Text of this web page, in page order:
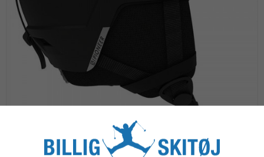
Salomon Pioneer LT access skihjelm -
Black